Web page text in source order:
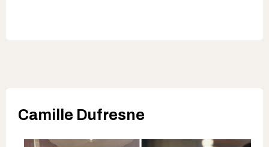
Camille Dufresne